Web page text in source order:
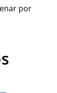
por